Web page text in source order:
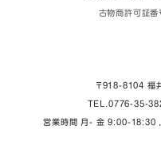
古物商許可証
〒918-8104 福
TEL.0776-35-
営業時間 月- 金 9:00-